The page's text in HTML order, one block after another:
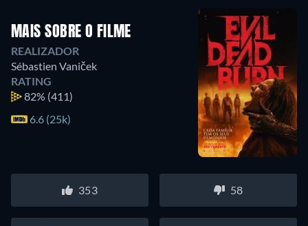
MAIS SOBRE O FILME
REALIZADOR
Sébastien Vaniček
RATING
82% (411)
6.6 (25k)
353 58